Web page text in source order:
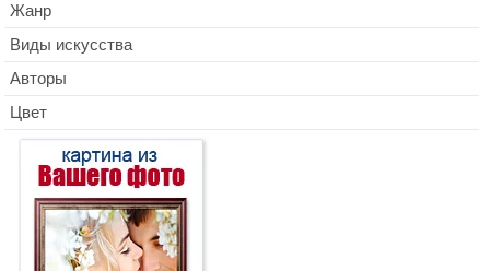
Жанр
Виды искусства
Авторы
Цвет